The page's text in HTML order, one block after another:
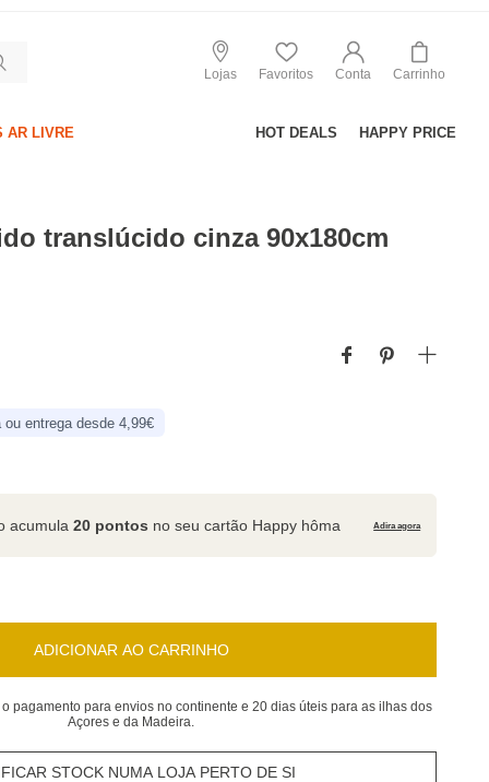
Lojas Favoritos Conta Carrinho
AR LIVRE HOT DEALS HAPPY PRICE
translúcido cinza 90x180cm
ou entrega desde 4,99€
acumula20 pontos no seu cartão Happy hôma Adira agora
ADICIONAR AO CARRINHO
pagamento para envios no continente e 20 dias úteis para as ilhas dos
Açores e da Madeira.
STOCK NUMA LOJA PERTO DE SI